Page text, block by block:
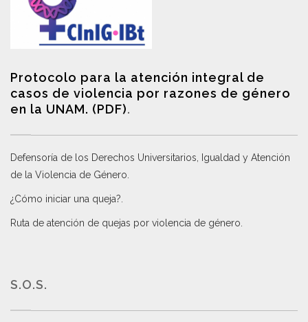
Protocolo para la atención integral de
casos de violencia por razones de género
en la UNAM. (PDF).
Defensoría de los Derechos Universitarios, Igualdad y Atención
de la Violencia de Género
¿Cómo iniciar una queja?
Ruta de atención de quejas por violencia de género
S.O.S.